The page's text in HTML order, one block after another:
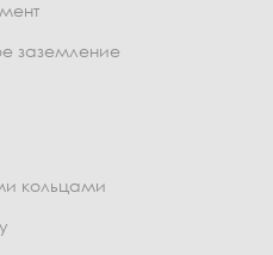
заземление
кольцами